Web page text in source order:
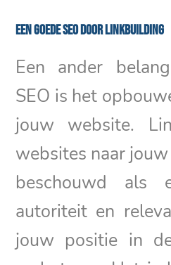
Een goede SEO door linkbuilding
Een ander
SEO is het
jouw website.
websites naar
beschouwd als
autoriteit en
jouw positie in